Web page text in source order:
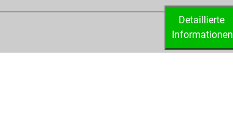
Detaillierte
Informationen